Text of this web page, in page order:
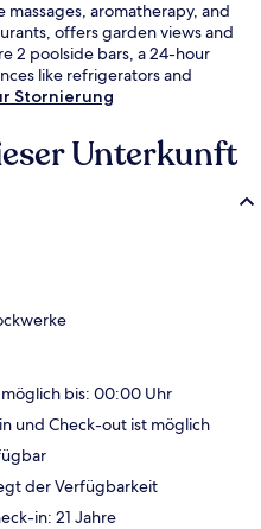
aromatherapy, and
offers garden views and
2 poolside bars, a 24-hour
like refrigerators and
things about the pool and
Stornierung
Unterkunft
bis: 00:00 Uhr
und Check-out ist möglich
der Verfügbarkeit
in: 21 Jahre